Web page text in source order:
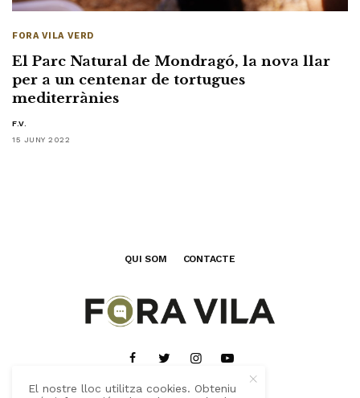
FORA VILA VERD
El Parc Natural de Mondragó, la nova llar
per a un centenar de tortugues
mediterrànies
F.V.
15 JUNY 2022
QUI SOM CONTACTE
El nostre lloc utilitza cookies. Obteniu